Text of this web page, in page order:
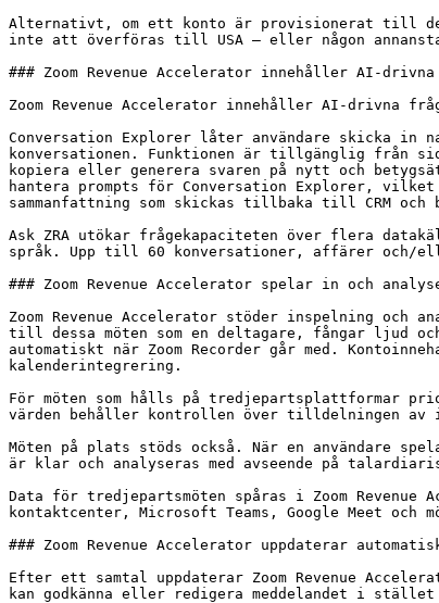
Alternativt, om ett konto är provisionerat till
inte att överföras till USA — eller någon
### Zoom Revenue Accelerator innehåller AI-
Zoom Revenue Accelerator innehåller AI-drivna
Conversation Explorer låter användare skicka in
konversationen. Funktionen är tillgänglig från
kopiera eller generera svaren på nytt och
hantera prompts för Conversation Explorer,
sammanfattning som skickas tillbaka till CRM och
Ask ZRA utökar frågekapaciteten över flera
språk. Upp till 60 konversationer, affärer och/
### Zoom Revenue Accelerator spelar in och
Zoom Revenue Accelerator stöder inspelning och
till dessa möten som en deltagare, fångar ljud
automatiskt när Zoom Recorder går med.
kalenderintegrering.
För möten som hålls på tredjepartsplattformar
värden behåller kontrollen över tilldelningen av
Möten på plats stöds också. När en användare
är klar och analyseras med avseende på
Data för tredjepartsmöten spåras i Zoom Revenue
kontaktcenter, Microsoft Teams, Google Meet och
### Zoom Revenue Accelerator uppdaterar
Efter ett samtal uppdaterar Zoom Revenue
kan godkänna eller redigera meddelandet i